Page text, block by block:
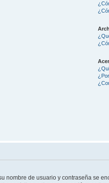
nombre de usuario y contraseña se